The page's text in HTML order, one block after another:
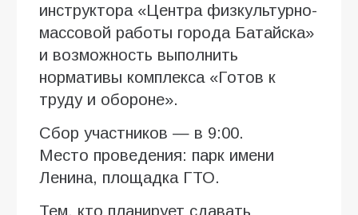
инструктора «Центра физкультурно-
массовой работы города Батайска»
и возможность выполнить
нормативы комплекса «Готов к
труду и обороне».
Сбор участников — в 9:00.
Место проведения: парк имени
Ленина, площадка ГТО.
Тем, кто планирует сдавать